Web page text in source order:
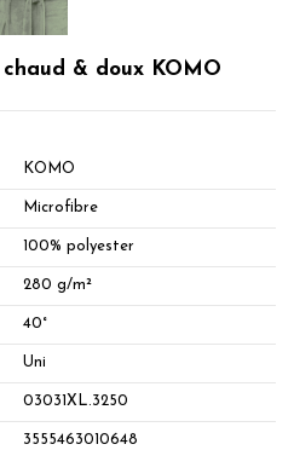
& doux KOMO
KOMO
Microfibre
100% polyester
280 g/m²
40°
Uni
03031XL.3250
3555463010648